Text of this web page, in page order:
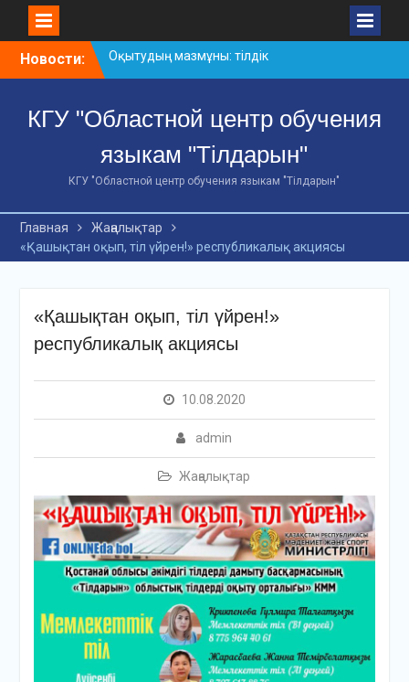
Новости:
дағдылар және
инновациялық
АХМЕТ БАЙТҰРСЫНҰЛЫ
АТЫНДАҒЫ «ҮЗДІК
ОҚЫТУШЫ-2026»
ОБЛЫСТЫҚ БАЙҚАУЫ
«Мемлекеттік тіл –
облыстық байқауы
КГУ "Областной центр обучения
языкам "Тілдарын"
КГУ "Областной центр обучения языкам "Тілдарын"
Главная
Жаңалықтар
«Қашықтан оқып, тіл үйрен!» республикалық акциясы
«Қашықтан оқып, тіл үйрен!»
республикалық акциясы
10.08.2020
admin
Жаңалықтар